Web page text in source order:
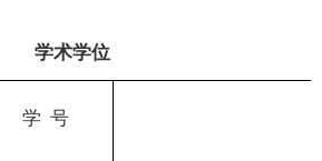
学术学位
学 号